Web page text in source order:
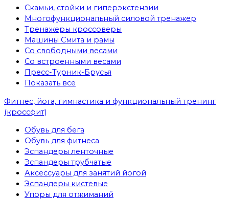
Скамьи, стойки и гиперэкстензии
Многофункциональный силовой тренажер
Тренажеры кроссоверы
Машины Смита и рамы
Со свободными весами
Со встроенными весами
Пресс-Турник-Брусья
Показать все
Фитнес, йога, гимнастика и функциональный тренинг
(кроссфит)
Обувь для бега
Обувь для фитнеса
Эспандеры ленточные
Эспандеры трубчатые
Аксессуары для занятий йогой
Эспандеры кистевые
Упоры для отжиманий